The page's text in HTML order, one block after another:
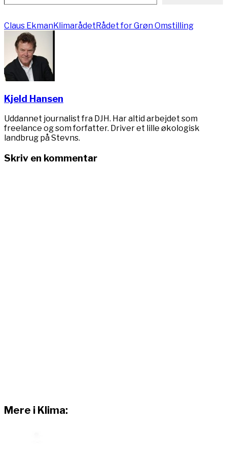
Claus EkmanKlimarådetRådet for Grøn Omstilling
Kjeld Hansen
Uddannet journalist fra DJH. Har altid arbejdet som
freelance og som forfatter. Driver et lille økologisk
landbrug på Stevns.
Skriv en kommentar
Mere i Klima: